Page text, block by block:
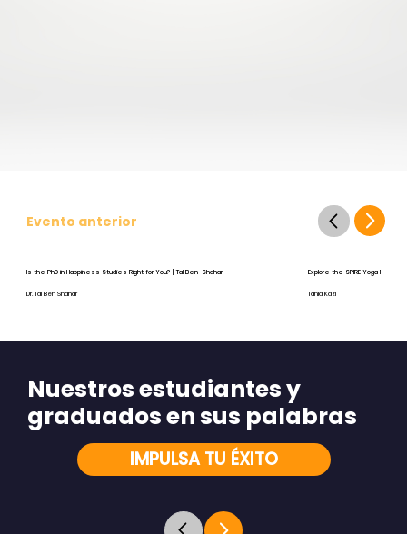
IMPULSA TU ÉXITO
Nuestros estudiantes y
graduados en sus palabras
Evento anterior
Is the PhD in Happiness Studies Right for You? | Tal Ben-Shahar
Dr. Tal Ben Shahar
Explore the SPIRE Yoga Program
Tania Kazi